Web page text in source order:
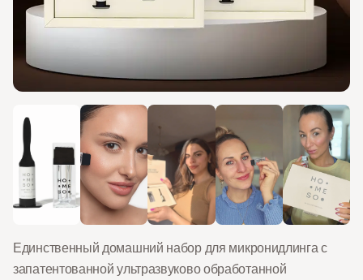
Единственный домашний набор для микронидлинга с
запатентованной ультразвуково обработанной